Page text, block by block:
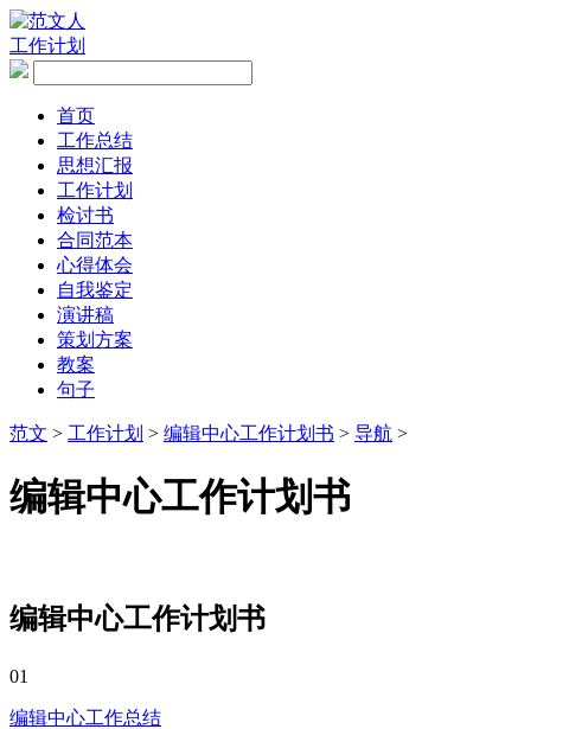
工作计划
首页
工作总结
思想汇报
工作计划
检讨书
合同范本
心得体会
自我鉴定
演讲稿
策划方案
教案
句子
范文 > 工作计划 > 编辑中心工作计划书 > 导航 >
编辑中心工作计划书
编辑中心工作计划书
01
编辑中心工作总结